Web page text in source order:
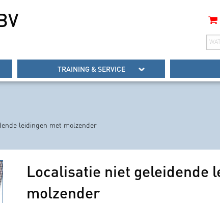
TRAINING & SERVICE
leidingen met molzender
Localisatie niet geleidende
molzender